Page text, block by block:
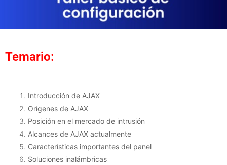
Temario:
Introducción de AJAX
Orígenes de AJAX
Posición en el mercado de intrusión
Alcances de AJAX actualmente
Características importantes del panel
Soluciones inalámbricas